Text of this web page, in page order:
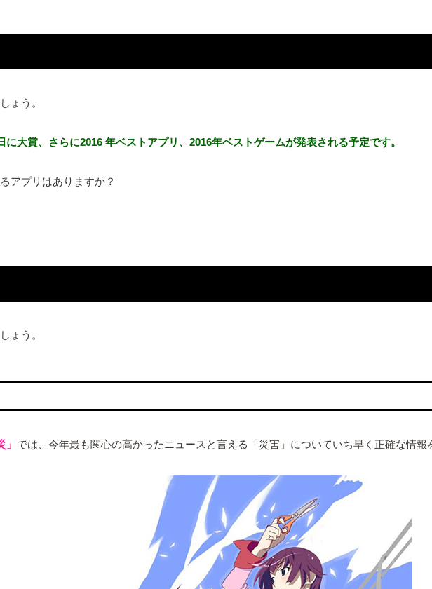
ょう。
大賞、さらに2016 年ベストアプリ、2016年ベストゲームが発表される予定です。
アプリはありますか？
ょう。
では、今年最も関心の高かったニュースと言える「災害」についていち早く正確な情報